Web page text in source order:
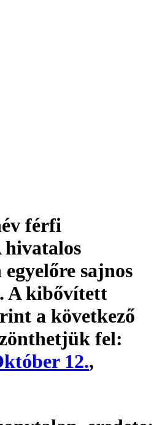
férfi
hivatalos
sajnos
A kibővített
a következő
fel:
12.,